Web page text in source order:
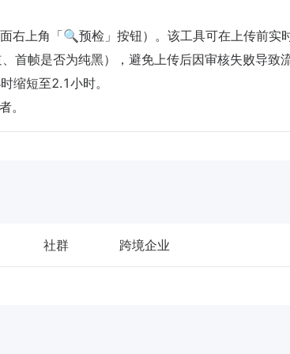
右上角「🔍预检」按钮）。该工具可在上传前实
首帧是否为纯黑），避免上传后因审核失败导致
缩短至2.1小时。
。
社群 跨境企业